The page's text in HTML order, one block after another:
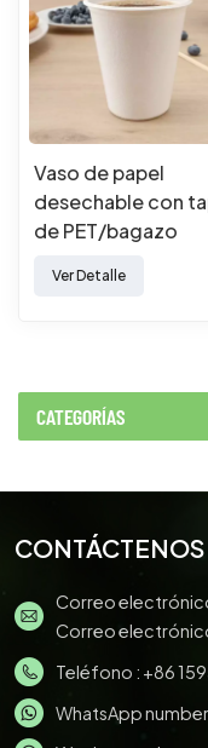
Vaso de papel
desechable con
de PET/bagazo
Ver Detalle
CATEGORÍAS
CONTÁCTENOS
Correo
Correo
Teléfono : +86
WhatsApp